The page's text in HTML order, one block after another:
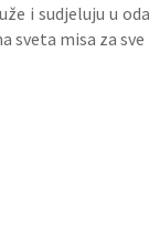
i sudjeluju u
sveta misa za